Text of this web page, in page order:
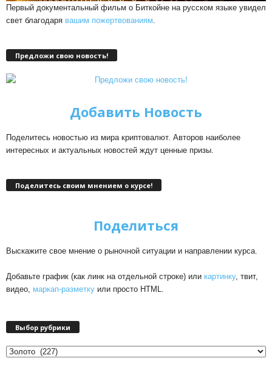
Первый документальный фильм о Биткойне на русском языке увидел
свет благодаря вашим пожертвованиям
Предложи свою новость!
Добавить Новость
Поделитесь новостью из мира криптовалют. Авторов наиболее
интересных и актуальных новостей ждут ценные призы.
Поделитесь своим мнением о курсе!
Поделиться
Выскажите свое мнение о рыночной ситуации и направлении курса.
Добавьте график (как линк на отдельной строке) или картинку, твит,
видео, маркап-разметку или просто HTML.
Выбор рубрики
Выбор